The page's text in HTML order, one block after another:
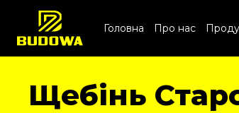
Головна Про нас
Щебінь